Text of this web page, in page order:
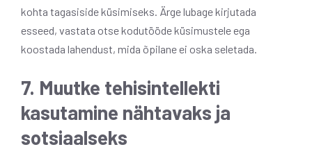
kohta tagasiside küsimiseks. Ärge lubage kirjutada
esseed, vastata otse kodutööde küsimustele ega
koostada lahendust, mida õpilane ei oska seletada.
7. Muutke tehisintellekti
kasutamine nähtavaks ja
sotsiaalseks